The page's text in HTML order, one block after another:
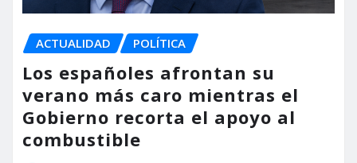
ACTUALIDAD POLÍTICA
Los españoles afrontan su
verano más caro mientras el
Gobierno recorta el apoyo al
combustible